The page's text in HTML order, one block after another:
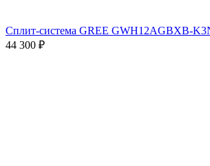
Сплит-система GREE GWH12AGBXB-
44 300 ₽